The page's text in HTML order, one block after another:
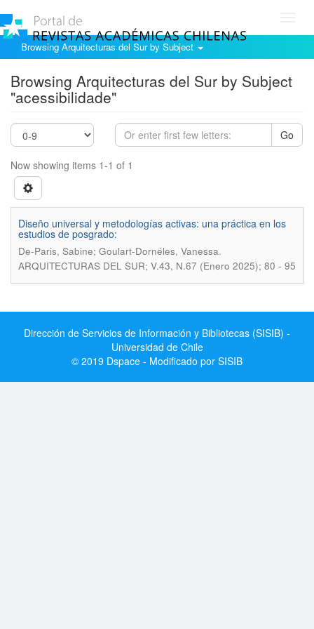
Browsing Arquitecturas del Sur by Subject
Browsing Arquitecturas del Sur by Subject
"acessibilidade"
Go
Now showing items 1-1 of 1
Diseño universal y metodologías activas: una práctica en los
estudios de posgrado:
De-Paris, Sabine; Goulart-Dornéles, Vanessa.
ARQUITECTURAS DEL SUR; V.43, N.67 (Enero 2025); 80 - 95
Dirección de Servicios de Información y Bibliotecas (SISIB) -
Universidad de Chile
© 2019 Dspace - Modificado por SISIB